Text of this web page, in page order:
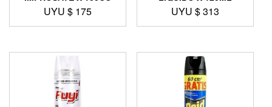
UYU $ 175 UYU $313